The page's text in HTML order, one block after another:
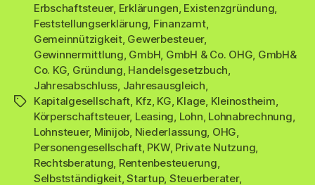
Schlagwörter
Erbschaftsteuer, Erklärungen Existenzgründung
Feststellungserklärung Finanzamt,
Gemeinnützigkeit, Gewerbesteuer,
Gewinnermittlung GmbH GmbH & Co. OHG GmbH&
Co. KG Gründung Handelsgesetzbuch
Jahresabschluss Jahresausgleich
Kapitalgesellschaft Kfz KG Klage Kleinostheim
Körperschaftsteuer, Leasing Lohn Lohnabrechnung
Lohnsteuer, Minijob Niederlassung OHG
Personengesellschaft, PKW, Private Nutzung
Rechtsberatung Rentenbesteuerung
Selbstständigkeit,Startup, Steuerberater,